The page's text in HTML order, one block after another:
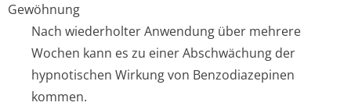
Gewöhnung
Nach wiederholter Anwendung über mehrere
Wochen kann es zu einer Abschwächung der
hypnotischen Wirkung von Benzodiazepinen
kommen.